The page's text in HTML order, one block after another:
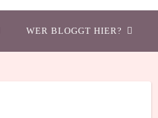
WER BLOGGT HIER?